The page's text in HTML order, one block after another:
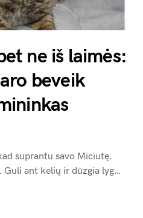
ne iš laimės:
beveik
suprantu savo Miciutę.
Guli ant kelių ir dūzgia lyg…